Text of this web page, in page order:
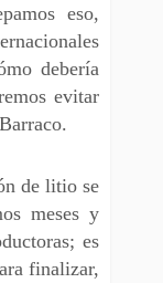
eso,
debería
evitar
de litio se
meses y
es
finalizar,